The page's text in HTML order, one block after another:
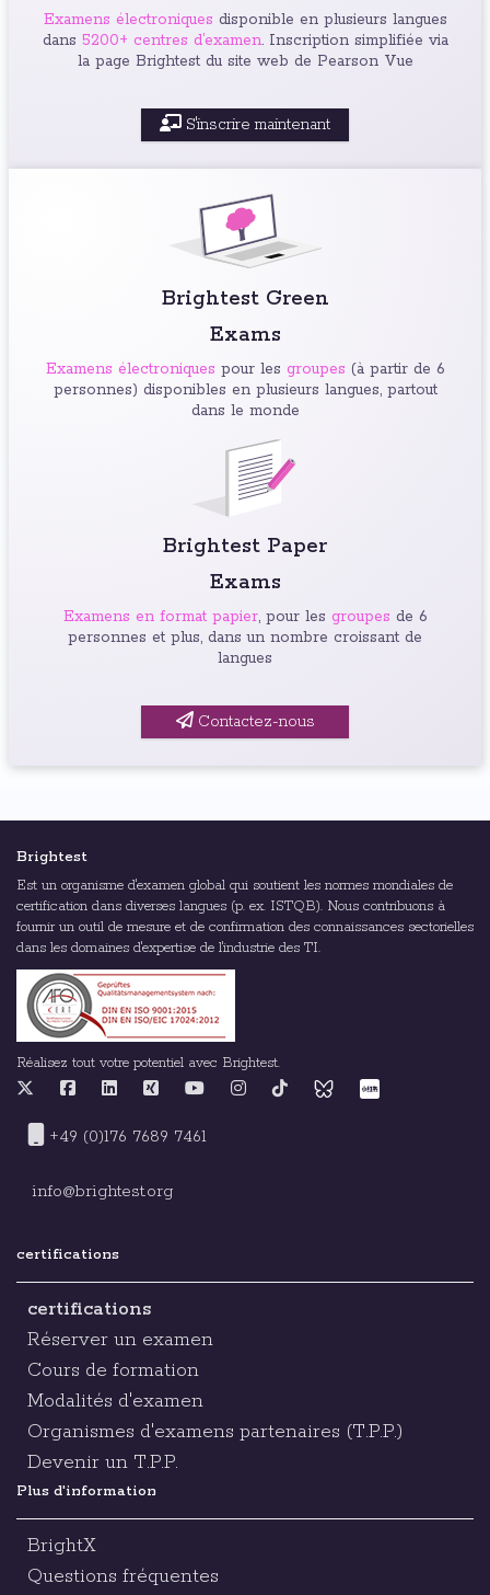
Examens électroniques disponible en plusieurs langues
dans 5200+ centres d’examen. Inscription simplifiée via
la page Brightest du site web de Pearson Vue
S'inscrire maintenant
Brightest Green
Exams
Examens électroniques pour les groupes (à partir de 6
personnes) disponibles en plusieurs langues, partout
dans le monde
Brightest Paper
Exams
Examens en format papier, pour les groupes de 6
personnes et plus, dans un nombre croissant de
langues
Contactez-nous
Brightest
Est un organisme d'examen global qui soutient les normes mondiales de
certification dans diverses langues (p. ex. ISTQB). Nous contribuons à
fournir un outil de mesure et de confirmation des connaissances sectorielles
dans les domaines d'expertise de l'industrie des TI.
Réalisez tout votre potentiel avec Brightest.
+49 (0)176 7689 7461
info@brightest.org
certifications
certifications
Réserver un examen
Cours de formation
Modalités d'examen
Organismes d'examens partenaires (T.P.P.)
Devenir un T.P.P.
Plus d'information
BrightX
Questions fréquentes